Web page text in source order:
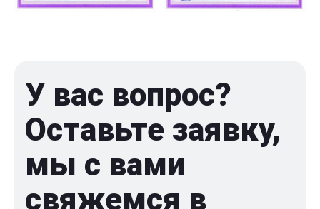
У вас вопрос?
Оставьте заявку,
мы с вами
свяжемся в